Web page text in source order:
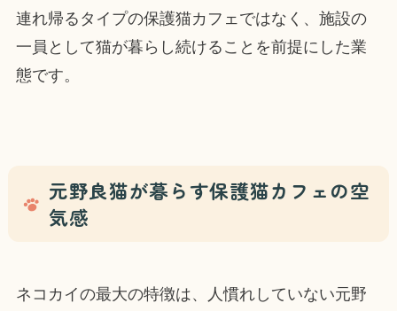
連れ帰るタイプの保護猫カフェではなく、施設の
一員として猫が暮らし続けることを前提にした業
態です。
元野良猫が暮らす保護猫カフェの空
気感
ネコカイの最大の特徴は、人慣れしていない元野